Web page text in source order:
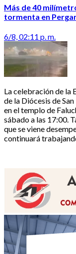
Más de 40
tormenta en
6/8, 02:11 p. m.
La celebración de la
de la Diócesis de
en el templo de
sábado a las 17:00.
que se viene
continuará